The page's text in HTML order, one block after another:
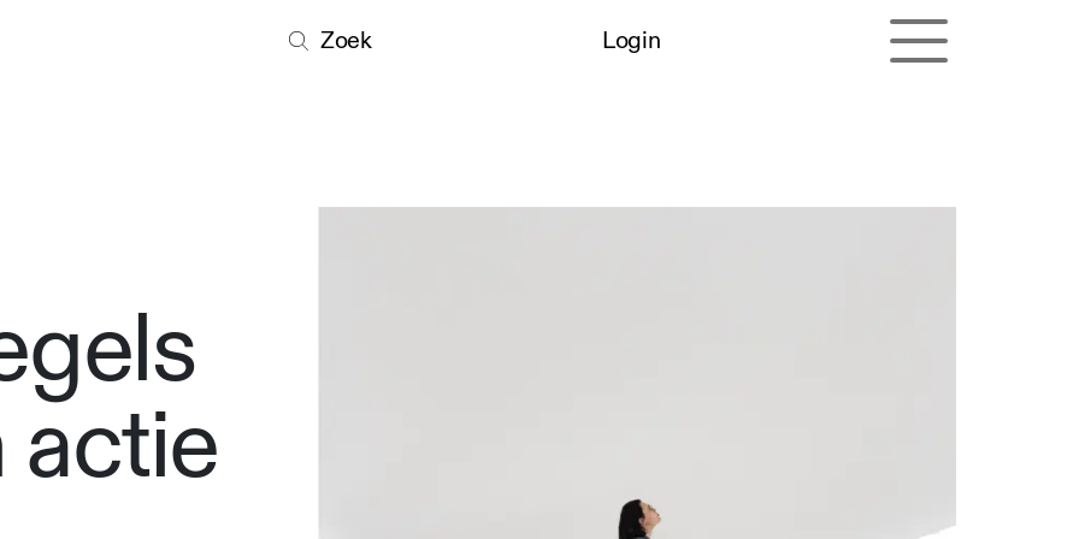
Zoek Login
actie